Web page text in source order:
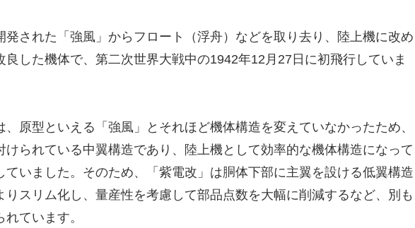
発された「強風」からフロート（浮舟）などを取り去り、陸上機に改め
良した機体で、第二次世界大戦中の1942年12月27日に初飛行していま
原型といえる「強風」とそれほど機体構造を変えていなかったため、
けられている中翼構造であり、陸上機として効率的な機体構造になって
ていました。そのため、「紫電改」は胴体下部に主翼を設ける低翼構造
りスリム化し、量産性を考慮して部品点数を大幅に削減するなど、別も
ています。